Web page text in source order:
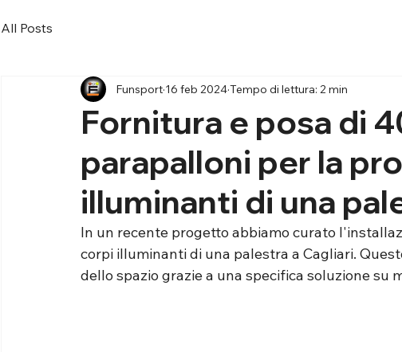
All Posts
Fornitura e posa di
parapalloni per la
illuminanti di una
Funsport 16 feb 2024Tempo di lettura: 2 min
In un recente progetto abbiamo curato
corpi illuminanti di una palestra a Cagliari.
dello spazio grazie a una specifica soluzione su